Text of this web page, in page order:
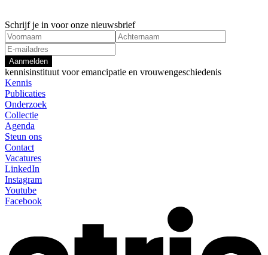
Schrijf je in voor onze nieuwsbrief
Aanmelden
kennisinstituut voor emancipatie en vrouwengeschiedenis
Kennis
Publicaties
Onderzoek
Collectie
Agenda
Steun ons
Contact
Vacatures
LinkedIn
Instagram
Youtube
Facebook